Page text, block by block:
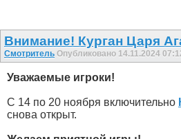
Внимание! Курган Царя
Смотритель Опубликовано 14.11.2024
Уважаемые игроки!
С 14 по 20 ноября включительно
снова открыт.